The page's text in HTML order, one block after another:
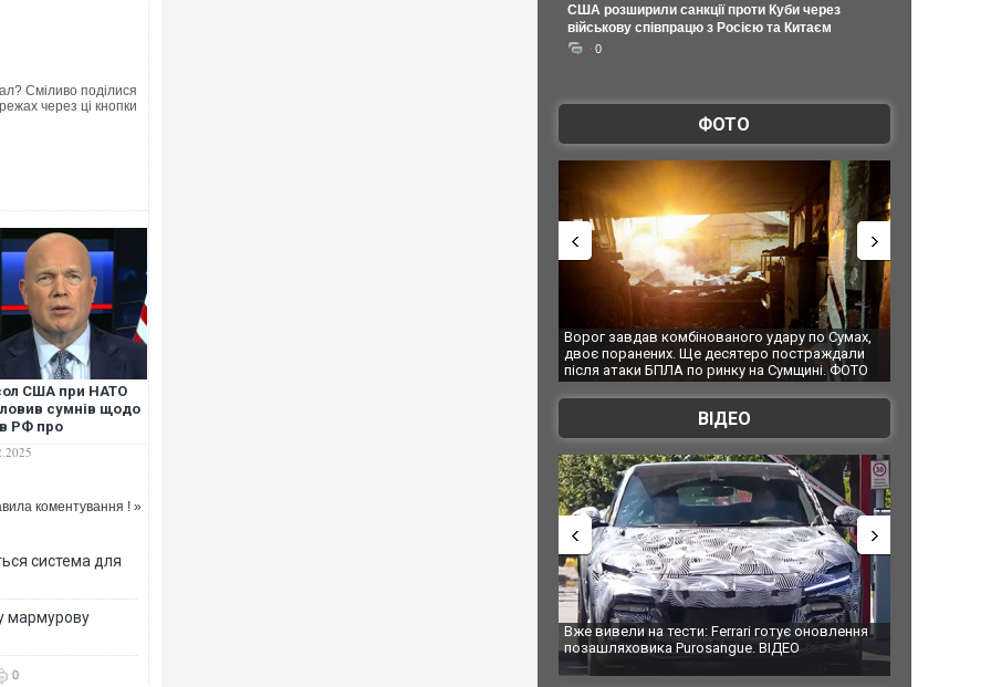
Сміливо поділися
через ці кнопки
США при НАТО
сумнів щодо
РФ про
Путіна
коментування ! »
система для
мармурову
0
США розширили санкції проти Куби через
військову співпрацю з Росією та Китаєм
0
ФОТО
Ворог завдав комбінованого удару по Сумах,
двоє поранених. Ще десятеро постраждали
після атаки БПЛА по ринку на Сумщині. ФОТО
За 2000 кілометрів від кордону з
Єкатеринбурзі після атаки дронів
склад Wildberries. ФОТО. ВІДЕО
ВІДЕО
Вже вивели на тести: Ferrari готує оновлення
позашляховика Purosangue. ВІДЕО
Вийшов трейлер нової
фільму "Афера Томаса Крауна"